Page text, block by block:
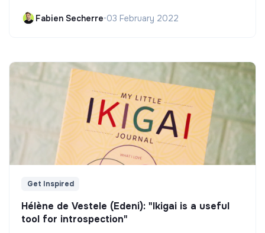
Fabien Secherre•03 February 2022
Get Inspired
Hélène de Vestele (Edeni): "Ikigai is a useful
tool for introspection"